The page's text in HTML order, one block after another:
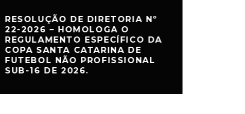
RESOLUÇÃO DE DIRETORIA Nº
22-2026 – HOMOLOGA O
REGULAMENTO ESPECÍFICO DA
COPA SANTA CATARINA DE
FUTEBOL NÃO PROFISSIONAL
SUB-16 DE 2026.